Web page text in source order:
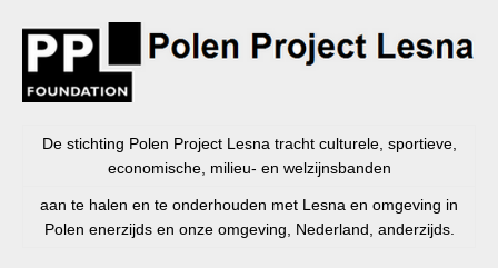
De stichting Polen Project Lesna tracht culturele, sportieve,
economische, milieu- en welzijnsbanden
aan te halen en te onderhouden met Lesna en omgeving in
Polen enerzijds en onze omgeving, Nederland, anderzijds.